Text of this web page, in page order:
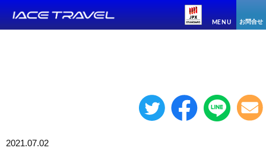
MENU お問合せ
2021.07.02